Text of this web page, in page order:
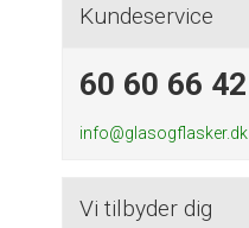
Kundeservice
60 60 66 42
info@glasogflasker.dk
Vi tilbyder dig